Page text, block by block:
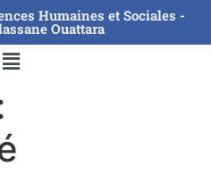
d’outils
Humaines et Sociales -
Ouattara